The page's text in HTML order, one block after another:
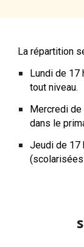
La répartition
Lundide 17
tout niveau.
Mercredi de
dans le
Jeudide 17